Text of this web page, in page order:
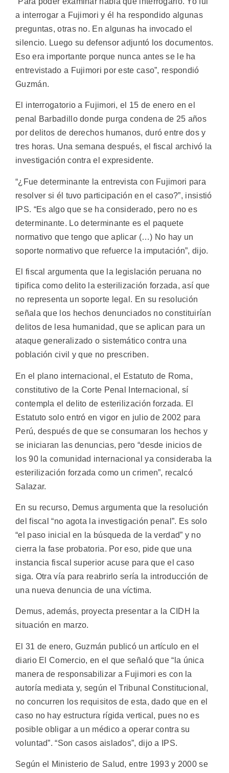
a interrogar a Fujimori y él ha respondido algunas
preguntas, otras no. En algunas ha invocado el
silencio. Luego su defensor adjuntó los documentos.
Eso era importante porque nunca antes se le ha
entrevistado a Fujimori por este caso”, respondió
Guzmán.
El interrogatorio a Fujimori, el 15 de enero en el
penal Barbadillo donde purga condena de 25 años
por delitos de derechos humanos, duró entre dos y
tres horas. Una semana después, el fiscal archivó la
investigación contra el expresidente.
“¿Fue determinante la entrevista con Fujimori para
resolver si él tuvo participación en el caso?”, insistió
IPS. “Es algo que se ha considerado, pero no es
determinante. Lo determinante es el paquete
normativo que tengo que aplicar (…) No hay un
soporte normativo que refuerce la imputación”, dijo.
El fiscal argumenta que la legislación peruana no
tipifica como delito la esterilización forzada, así que
no representa un soporte legal. En su resolución
señala que los hechos denunciados no constituirían
delitos de lesa humanidad, que se aplican para un
ataque generalizado o sistemático contra una
población civil y que no prescriben.
En el plano internacional, el Estatuto de Roma,
constitutivo de la Corte Penal Internacional, sí
contempla el delito de esterilización forzada. El
Estatuto solo entró en vigor en julio de 2002 para
Perú, después de que se consumaran los hechos y
se iniciaran las denuncias, pero “desde inicios de
los 90 la comunidad internacional ya consideraba la
esterilización forzada como un crimen”, recalcó
Salazar.
En su recurso, Demus argumenta que la resolución
del fiscal “no agota la investigación penal”. Es solo
“el paso inicial en la búsqueda de la verdad” y no
cierra la fase probatoria. Por eso, pide que una
instancia fiscal superior acuse para que el caso
siga. Otra vía para reabrirlo sería la introducción de
una nueva denuncia de una víctima.
Demus, además, proyecta presentar a la CIDH la
situación en marzo.
El 31 de enero, Guzmán publicó un artículo en el
diario El Comercio, en el que señaló que “la única
manera de responsabilizar a Fujimori es con la
autoría mediata y, según el Tribunal Constitucional,
no concurren los requisitos de esta, dado que en el
caso no hay estructura rígida vertical, pues no es
posible obligar a un médico a operar contra su
voluntad”. “Son casos aislados”, dijo a IPS.
Según el Ministerio de Salud, entre 1993 y 2000 se